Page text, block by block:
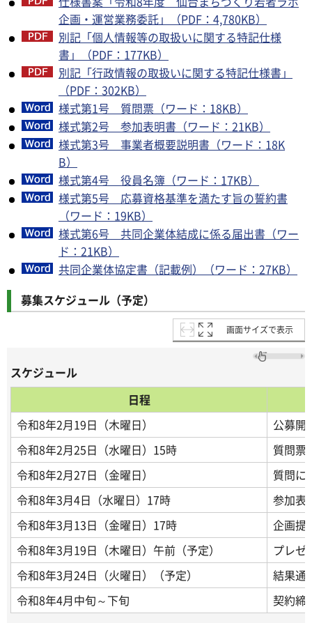
企画・運営業務委託」（PDF：4,780KB）
別記「個人情報等の取扱いに関する特記仕様
書」（PDF：177KB）
別記「行政情報の取扱いに関する特記仕様書」
（PDF：302KB）
様式第1号 質問票（ワード：18KB）
様式第2号 参加表明書（ワード：21KB）
様式第3号 事業者概要説明書（ワード：18K
B）
様式第4号 役員名簿（ワード：17KB）
様式第5号 応募資格基準を満たす旨の誓約書
（ワード：19KB）
様式第6号 共同企業体結成に係る届出書（ワー
ド：21KB）
共同企業体協定書（記載例）（ワード：27KB）
募集スケジュール（予定）
画面サイズで表示
スケジュール
日程
令和8年2月19日（木曜日）
公募開
令和8年2月25日（水曜日）15時
質問票
令和8年2月27日（金曜日）
質問に
令和8年3月4日（水曜日）17時
参加表
令和8年3月13日（金曜日）17時
企画提
令和8年3月19日（木曜日）午前（予定）
プレゼ
令和8年3月24日（火曜日）（予定）
結果通
令和8年4月中旬～下旬
契約締